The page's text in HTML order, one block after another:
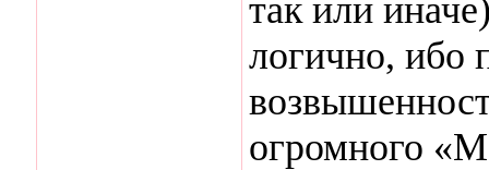
так или
логично, ибо
огромного